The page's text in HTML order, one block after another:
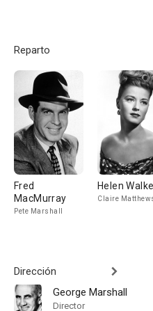
Reparto
Fred
MacMurray
Pete Marshall
Helen
Claire
Dirección
George Marshall
Director